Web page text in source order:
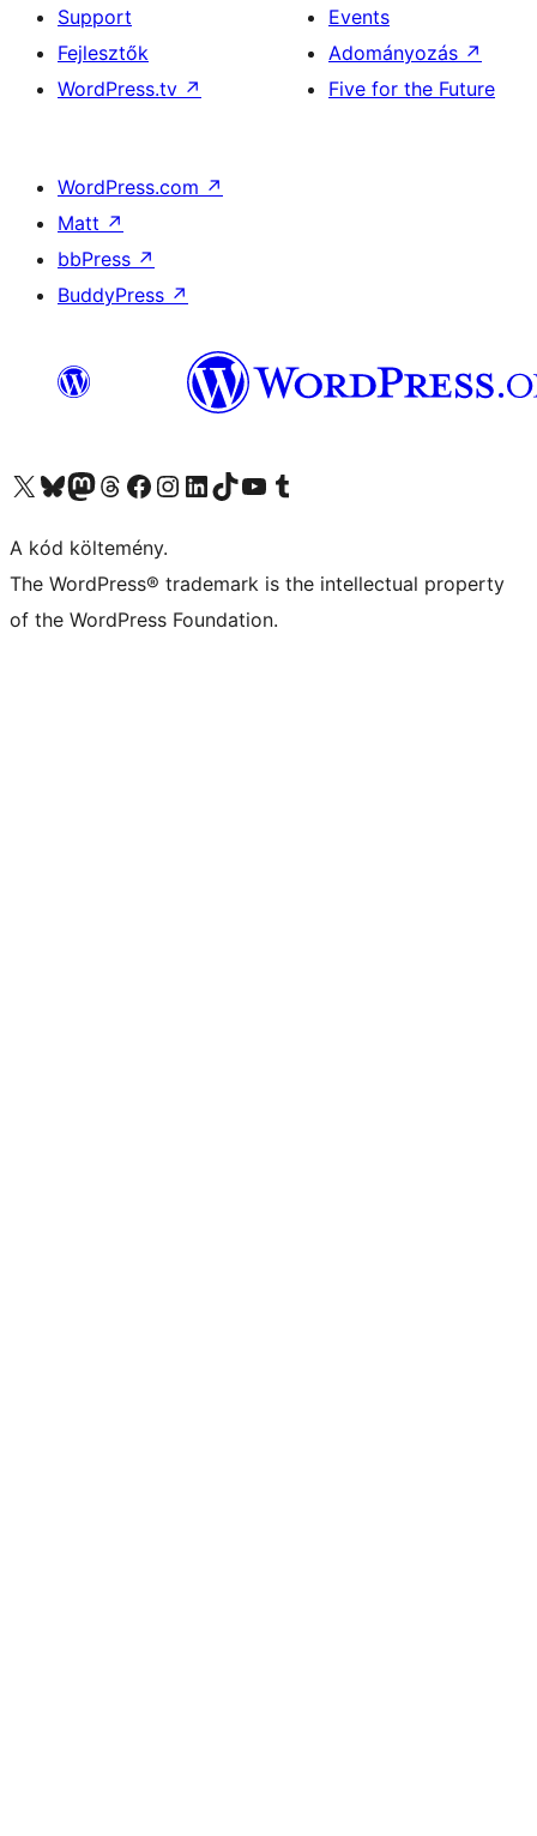
Support
Fejlesztők
WordPress.tv ↗
Events
Adományozás ↗
Five for the Future
WordPress.com ↗
Matt ↗
bbPress ↗
BuddyPress ↗
Visit our X (formerly Twitter) account
Visit our Bluesky account
Twitter csatornánk
Visit our Threads account
Facebook oldalunk megtekintése
Visit our Instagram account
Visit our LinkedIn account
Visit our TikTok account
Visit our YouTube channel
Visit our Tumblr account
A kód költemény.
The WordPress® trademark is the intellectual property
of the WordPress Foundation.